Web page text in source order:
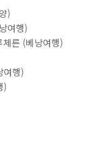
)
여행)
른 (베낭여행)
여행)
)